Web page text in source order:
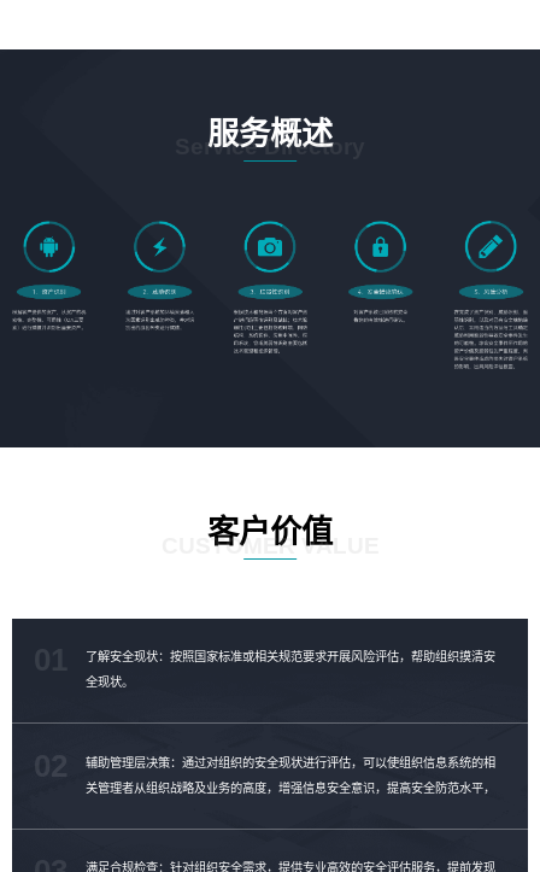
服务概述
Service Directory
客户价值
CUSTOMER VALUE
了解安全现状：按照国家标准或相关规范要求开展风险评估，帮助组织摸清安
全现状。
辅助管理层决策：通过对组织的安全现状进行评估，可以使组织信息系统的相
关管理者从组织战略及业务的高度，增强信息安全意识，提高安全防范水平，
02
满足合规检查：针对组织安全需求，提供专业高效的安全评估服务，提前发现